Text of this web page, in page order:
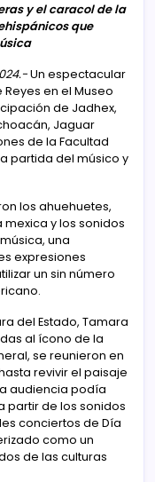
y el caracol de la
que
Un espectacular
en el Museo
de Jadhex,
Jaguar
de la Facultad
partida del músico y
los ahuehuetes,
y los sonidos
una
expresiones
un sin número
del Estado, Tamara
al ícono de la
se reunieron en
revivir el paisaje
audiencia podía
partir de los sonidos
conciertos de Día
como un
de las culturas